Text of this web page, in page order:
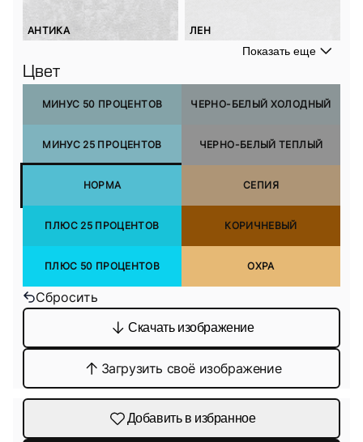
АНТИКА ЛЕН
Показать еще
Цвет
МИНУС 50 ПРОЦЕНТОВ
МИНУС 25 ПРОЦЕНТОВ
НОРМА
ПЛЮС 25 ПРОЦЕНТОВ
ПЛЮС 50 ПРОЦЕНТОВ
ЧЕРНО-БЕЛЫЙ ХОЛОДНЫЙ
ЧЕРНО-БЕЛЫЙ ТЕПЛЫЙ
СЕПИЯ
КОРИЧНЕВЫЙ
ОХРА
Сбросить
Скачать изображение
Загрузить своё изображение
Добавить в избранное